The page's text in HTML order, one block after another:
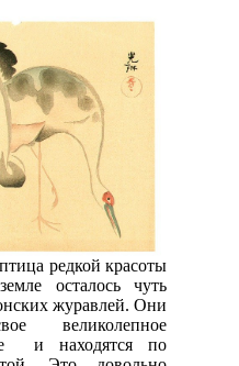
редкой красоты
осталось чуть
журавлей. Они
великолепное
и находятся по